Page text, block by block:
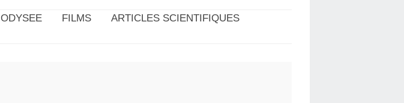
ODYSEE FILMS
ARTICLES SCIENTIFIQUES